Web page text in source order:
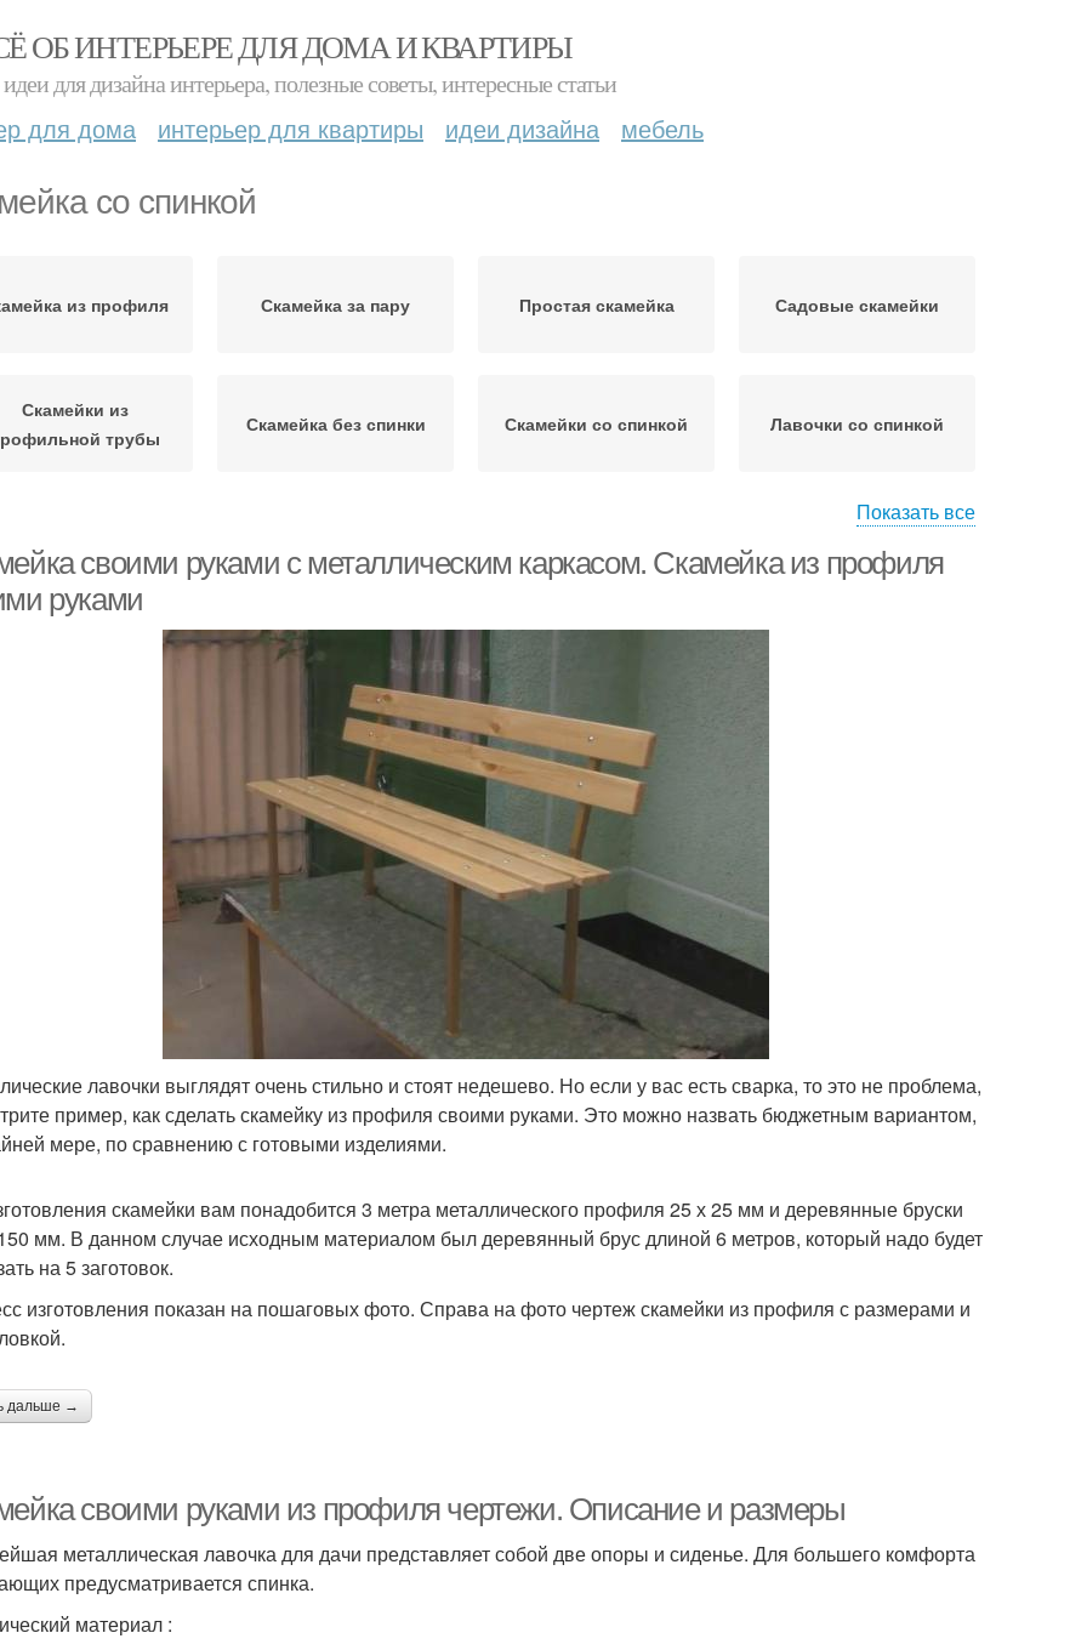
ОБ ИНТЕРЬЕРЕ ДЛЯ ДОМА И КВАРТИРЫ
для дизайна интерьера, полезные советы, интересные статьи
для дома интерьер для квартиры идеи дизайна мебель
со спинкой
из профиля Скамейка за пару Простая скамейка Садовые скамейки
Скамейки из
трубы
Скамейка без спинки Скамейки со спинкой Лавочки со спинкой
Показать все
своими руками с металлическим каркасом. Скамейка из профиля
руками
лавочки выглядят очень стильно и стоят недешево. Но если у вас есть сварка, то это не проблема,
пример, как сделать скамейку из профиля своими руками. Это можно назвать бюджетным вариантом,
мере, по сравнению с готовыми изделиями.
скамейки вам понадобится 3 метра металлического профиля 25 х 25 мм и деревянные бруски
мм. В данном случае исходным материалом был деревянный брус длиной 6 метров, который надо будет
на 5 заготовок.
изготовления показан на пошаговых фото. Справа на фото чертеж скамейки из профиля с размерами и
дальше →
своими руками из профиля чертежи. Описание и размеры
металлическая лавочка для дачи представляет собой две опоры и сиденье. Для большего комфорта
предусматривается спинка.
материал :